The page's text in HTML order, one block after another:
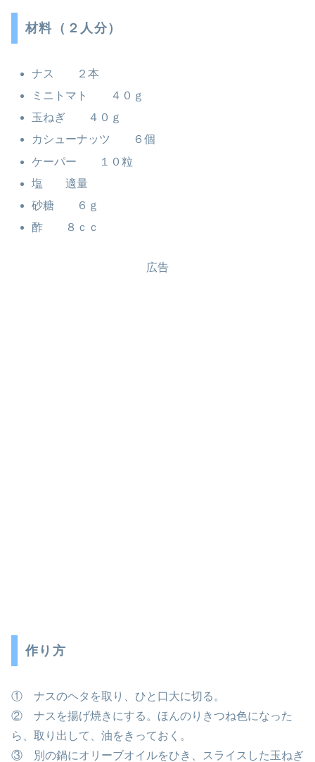
材料（２人分）
ナス ２本
ミニトマト ４０ｇ
玉ねぎ ４０ｇ
カシューナッツ ６個
ケーパー １０粒
塩 適量
砂糖 ６ｇ
酢 ８ｃｃ
広告
作り方
① ナスのヘタを取り、ひと口大に切る。
② ナスを揚げ焼きにする。ほんのりきつね色になった
ら、取り出して、油をきっておく。
③ 別の鍋にオリーブオイルをひき、スライスした玉ねぎ